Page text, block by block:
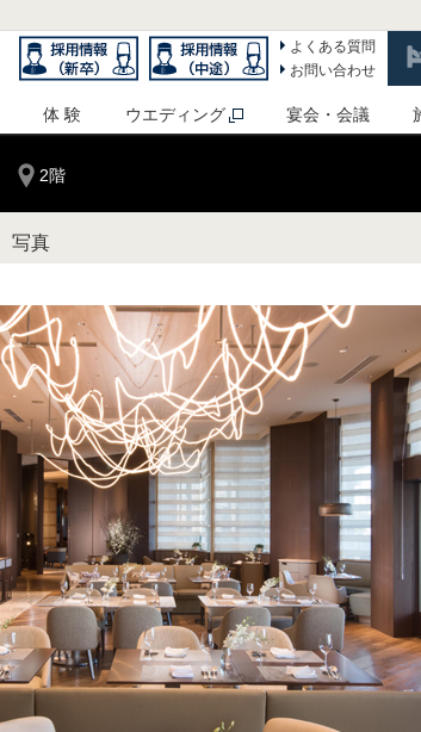
よくある質問
お問い合わせ
体 験 ウエディング 宴会・会議
2階
写真